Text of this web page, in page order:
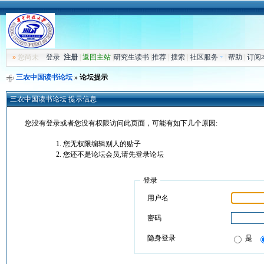
»您尚未 登录 注册| 返回主站| 研究生读书| 推荐| 搜索| 社区服务 帮助 订阅
三农中国读书论坛» 论坛提示
三农中国读书论坛 提示信息
您没有登录或者您没有权限访问此页面，可能有如下几个原因:
您无权限编辑别人的贴子
您还不是论坛会员,请先登录论坛
登录
用户名
密码
隐身登录 是